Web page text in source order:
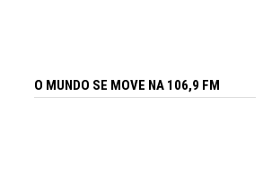
O MUNDO SE MOVE NA 106,9 FM